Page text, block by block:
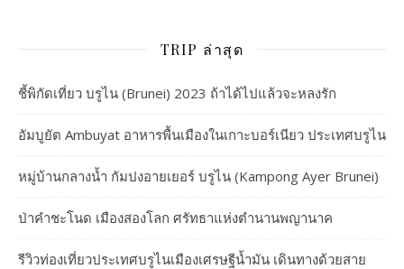
TRIP ล่าสุด
ชี้พิกัดเที่ยว บรูไน (Brunei) 2023 ถ้าได้ไปแล้วจะหลงรัก
อัมบูยัต Ambuyat อาหารพื้นเมืองในเกาะบอร์เนียว ประเทศบรูไน
หมู่บ้านกลางน้ำ กัมปงอายเยอร์ บรูไน (Kampong Ayer Brunei)
ป่าคำชะโนด เมืองสองโลก ศรัทธาแห่งตำนานพญานาค
รีวิวท่องเที่ยวประเทศบรูไนเมืองเศรษฐีน้ำมัน เดินทางด้วยสาย